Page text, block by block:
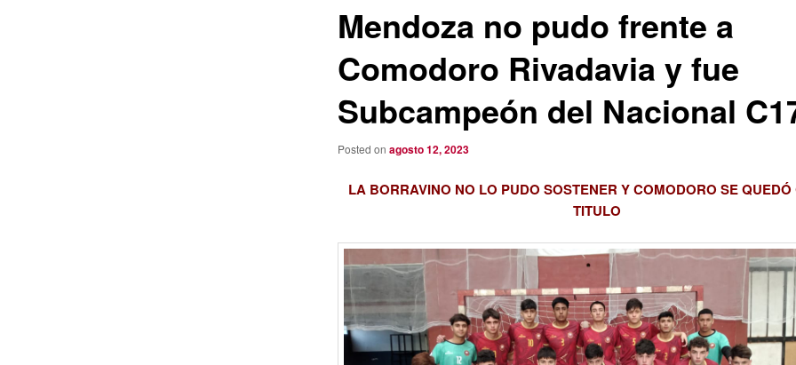
Mendoza no pudo frente a
Comodoro Rivadavia y fue
Subcampeón del Nacional
Posted on agosto 12, 2023
LA BORRAVINO NO LO PUDO SOSTENER Y COMODORO SE
TITULO